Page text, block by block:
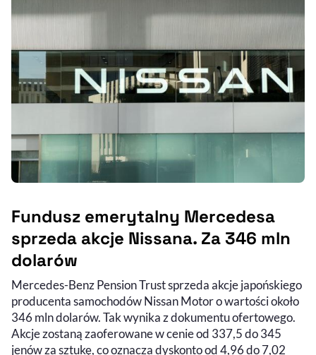
Fundusz emerytalny Mercedesa
sprzeda akcje Nissana. Za 346 mln
dolarów
Mercedes-Benz Pension Trust sprzeda akcje japońskiego
producenta samochodów Nissan Motor o wartości około
346 mln dolarów. Tak wynika z dokumentu ofertowego.
Akcje zostaną zaoferowane w cenie od 337,5 do 345
jenów za sztukę, co oznacza dyskonto od 4,96 do 7,02